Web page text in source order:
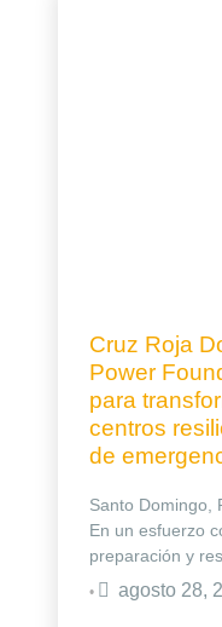
Cruz Roja
Power
para
centros
de
Santo Domingo,
En un esfuerzo
preparación y
• agosto 28,